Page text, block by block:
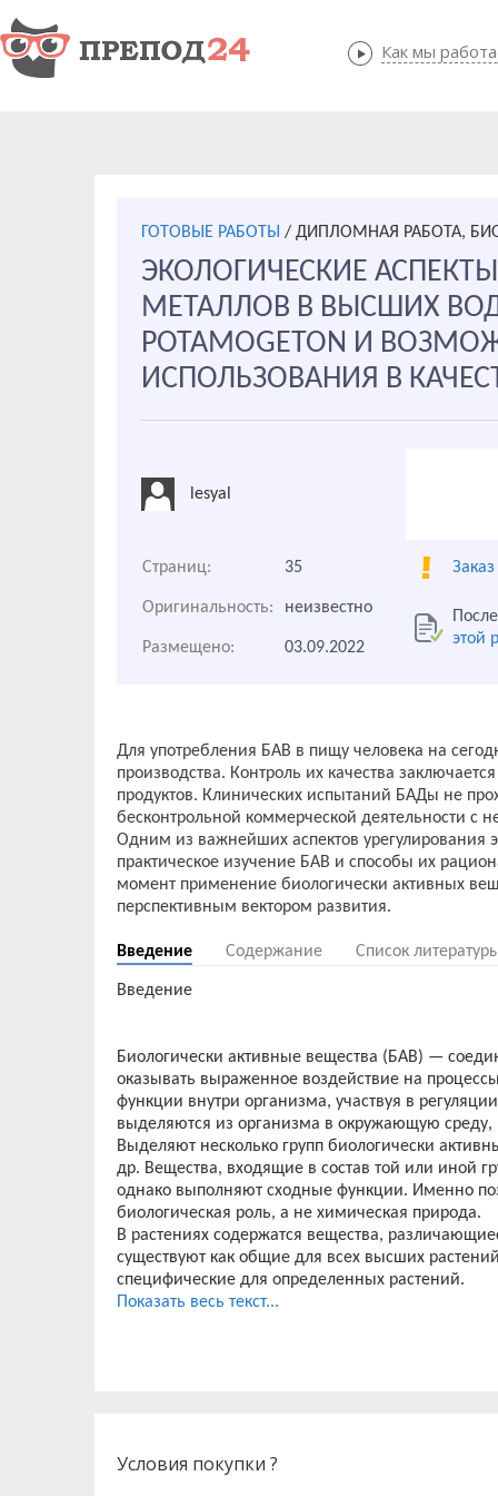
Как мы
Как мы
ГОТОВЫЕ РАБОТЫ / ДИПЛОМНАЯ РАБОТА,
ЭКОЛОГИЧЕСКИЕ
МЕТАЛЛОВ В ВЫСШИХ
POTAMOGETON И
ИСПОЛЬЗОВАНИЯ В
lesyal
Страниц: 35
Оригинальность: неизвестно
этой
Размещено: 03.09.2022
Для употребления БАВ в пищу человека на
производства. Контроль их качества
продуктов. Клинических испытаний БАДы не
бесконтрольной коммерческой деятельности с
Одним из важнейших аспектов урегулирования
практическое изучение БАВ и способы их
момент применение биологически активных
Введение Содержание Список
Введение
Биологически активные вещества (БАВ) —
оказывать выраженное воздействие на
функции внутри организма, участвуя в
выделяются из организма в окружающую среду,
Выделяют несколько групп биологически
др. Вещества, входящие в состав той или иной
однако выполняют сходные функции. Именно
биологическая роль, а не химическая природа.
В растениях содержатся вещества,
существуют как общие для всех высших
специфические для определенных растений.
Изначально сложилось мнение, что
поддержание и стимулирование иммунитета,
животных: используются как прикорм и для
Показать весь текст...
Условия покупки ?